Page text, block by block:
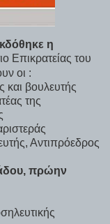
η
Επικρατείας του
οι :
βουλευτής
της
Αντιπρόεδρος
πρώην